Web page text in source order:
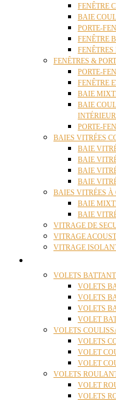
FENÊTRE
BAIE
PORTE-
FENÊTRE
FENÊTRES
FENÊTRES &
PORTE-
FENÊTRE
BAIE
BAIE
PORTE-
BAIES VITRÉES
BAIE
BAIE
BAIE
BAIE
BAIES VITRÉES
BAIE
BAIE
VITRAGE DE
VITRAGE
VITRAGE
VOLETS
VOLETS
VOLETS
VOLETS
VOLET
VOLETS
VOLETS
VOLET
VOLET
VOLETS
VOLET
VOLETS